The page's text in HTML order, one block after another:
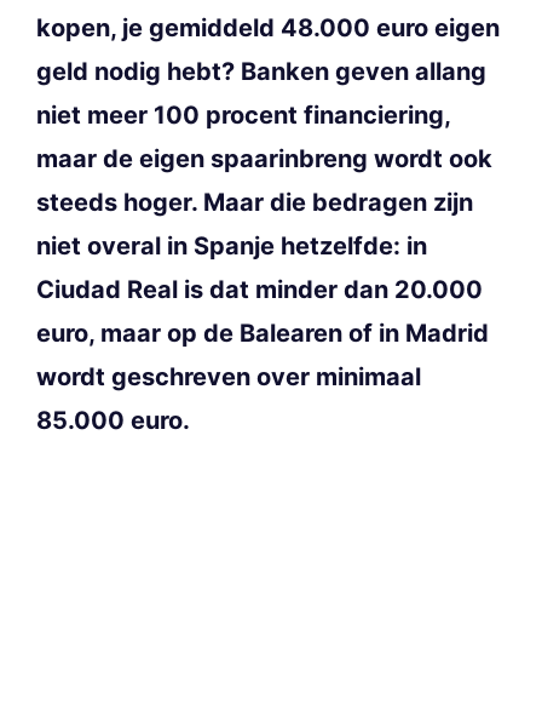
kopen, je gemiddeld 48.000 euro eigen
geld nodig hebt? Banken geven allang
niet meer 100 procent financiering,
maar de eigen spaarinbreng wordt ook
steeds hoger. Maar die bedragen zijn
niet overal in Spanje hetzelfde: in
Ciudad Real is dat minder dan 20.000
euro, maar op de Balearen of in Madrid
wordt geschreven over minimaal
85.000 euro.